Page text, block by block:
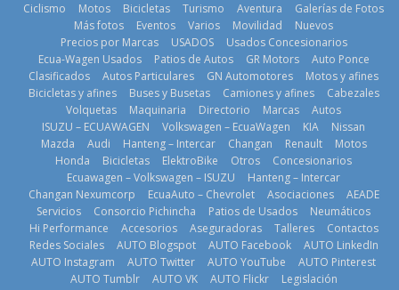
Nuevo SUV
Honda ZR-V
Advanced
Hybrid para el
mercado local
23 de julio de
Kia reúne a
jugadores de
fútbol de todo
el mundo en
‘Kia OMBC
Cup’
6 de mayo de
2026
La FEDAK
recibe 12
Sinotruk
Bolden para
cubrir las rutas
de La Vuelta
31 de julio de
2026
Ciclismo
Motos Bicicletas Turismo Aventura
Galerías de Fotos
Más fotos
Eventos Varios Movilidad
Nuevos
Precios por Marcas
USADOS
Usados Concesionarios
Ecua-Wagen Usados
Patios de Autos GR Motors
Auto Ponce
Clasificados
Autos Particulares GN Automotores
Motos y afines
Bicicletas y afines
Buses y Busetas Camiones y afines
Cabezales
Volquetas
Maquinaria Directorio Marcas
Autos
ISUZU – ECUAWAGEN
Volkswagen – EcuaWagen KIA
Nissan
Mazda
Audi Hanteng – Intercar Changan Renault
Motos
Honda
Bicicletas ElektroBike Otros
Concesionarios
Ecuawagen – Volkswagen – ISUZU
Hanteng – Intercar
Changan Nexumcorp
EcuaAuto – Chevrolet Asociaciones
AEADE
Servicios
Consorcio Pichincha Patios de Usados
Neumáticos
Hi Performance
Accesorios Aseguradoras Talleres
Contactos
Redes Sociales
AUTO Blogspot AUTO Facebook
AUTO LinkedIn
AUTO Instagram
AUTO Twitter AUTO YouTube
AUTO Pinterest
AUTO Tumblr
AUTO VK AUTO Flickr Legislación